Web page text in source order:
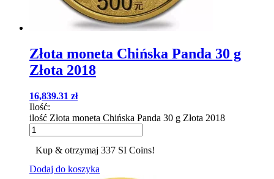
Złota moneta Chińska Panda 30 g
Złota 2018
16,839.31 zł
Ilość:
ilość Złota moneta Chińska Panda 30 g Złota 2018
Kup & otrzymaj 337 SI Coins!
Dodaj do koszyka